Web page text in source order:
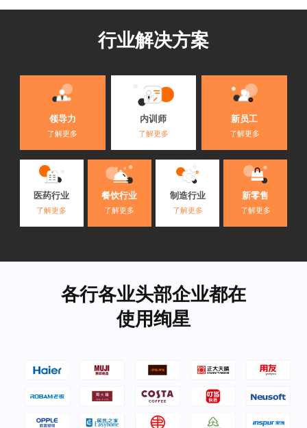
行业解决方案
领导力
了解更多
内训师
了解更多
新员工
了解更多
医药行业
了解更多
餐饮行业
了解更多
制造行业
了解更多
新零售
了解更多
各行各业头部企业都在
使用绚星